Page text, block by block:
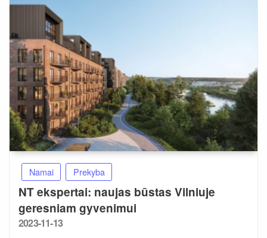
Namai Prekyba
NT ekspertai: naujas būstas Vilniuje
geresniam gyvenimui
Posted
2023-11-13